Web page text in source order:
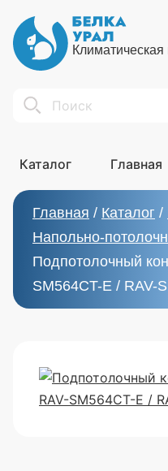
Search
Каталог Главная
Главная / Каталог /
Напольно-
Подпотолочный
SM564CT-E / RAV-